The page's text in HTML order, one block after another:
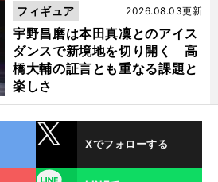
宇野昌磨は本田真凜とのアイス
ダンスで新境地を切り開く 高
橋大輔の証言とも重なる課題と
楽しさ
2026.08.03更新
フィギュア
Xでフォローする
LINE